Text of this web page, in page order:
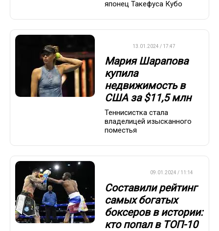
японец Такефуса Кубо
13.01.2024 / 17:47
Мария Шарапова
купила
недвижимость в
США за $11,5 млн
Теннисистка стала
владелицей изысканного
поместья
09.01.2024 / 11:14
Составили рейтинг
самых богатых
боксеров в истории:
кто попал в ТОП-10